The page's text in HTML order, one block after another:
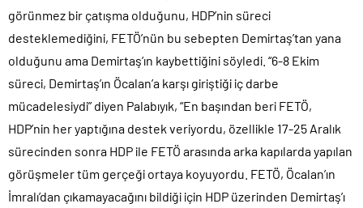
Günlerdir İran’a tehditler savurarak atıp tutan Trump yine kıvırdı!.
Merkez Bankası’ndan Kripto Varlık Merkezi Kayıt Sistemi’ne onay..
CHP’den AK Parti’ye geçen Tuzla Belediye Başkanı’ndan ilk
açıklama..
Efsane Başkan Aziz Yıldırım’dan Acun Ilıcalı’ya sert sözler!.
CHP içindeki Rüşvet, Yolsuzluk, Hırsızlık ve baskı skandalları
gündemden düşmüyor!.
3 CHP’li Belediye Başkanı ile 1 İyi Partili milletvekili AK Parti’ye
geçiyor..
görünmez bir çatışma olduğunu, HDP’nin süreci
desteklemediğini, FETÖ’nün bu sebepten Demirtaş’tan yana
olduğunu ama Demirtaş’ın kaybettiğini söyledi. “6-8 Ekim
süreci, Demirtaş’ın Öcalan’a karşı giriştiği iç darbe
mücadelesiydi” diyen Palabıyık, “En başından beri FETÖ,
HDP’nin her yaptığına destek veriyordu, özellikle 17-25 Aralık
sürecinden sonra HDP ile FETÖ arasında arka kapılarda yapılan
görüşmeler tüm gerçeği ortaya koyuyordu. FETÖ, Öcalan’ın
İmralı’dan çıkamayacağını bildiği için HDP üzerinden Demirtaş’ı